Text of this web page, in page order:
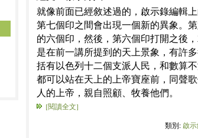
就像前面已經敘述過的，啟示錄編輯
第七個印之間會出現一個新的異象。
的六個印，然後，第六個印打開之後
是在前一講所提到的天上景象，有許
括有以色列十二個支派人民，和數算
都可以站在天上的上帝寶座前，同聲
人的上帝，親自照顧、牧養他們。
[閱讀全文]
類別: 啟